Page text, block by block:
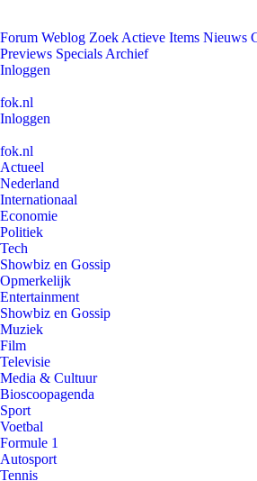
Forum Weblog Zoek Actieve Items Nieuws
Previews Specials Archief
Inloggen
fok.nl
Inloggen
fok.nl
Actueel
Nederland
Internationaal
Economie
Politiek
Tech
Showbiz en Gossip
Opmerkelijk
Entertainment
Showbiz en Gossip
Muziek
Film
Televisie
Media & Cultuur
Bioscoopagenda
Sport
Voetbal
Formule 1
Autosport
Tennis